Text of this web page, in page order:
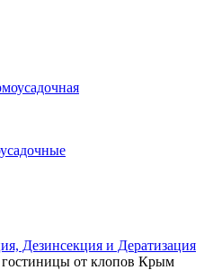
Дезинсекция и Дератизация
гостиницы от клопов Крым